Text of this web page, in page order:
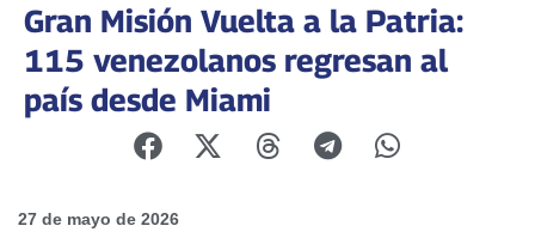
Gran Misión Vuelta a la Patria:
115 venezolanos regresan al
país desde Miami
27 de mayo de 2026